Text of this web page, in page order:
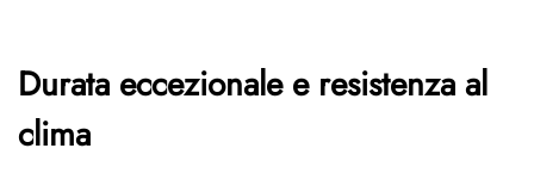
Durata eccezionale e resistenza al
clima